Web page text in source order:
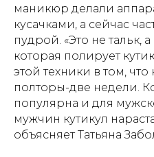
маникюр делали
кусачками, а сейчас
пудрой. «Это не тальк,
которая полирует
этой техники в том, что
полторы-две недели.
популярна и для
мужчин кутикул
объясняет Татьяна